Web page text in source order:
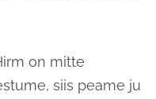
on mitte
siis peame ju